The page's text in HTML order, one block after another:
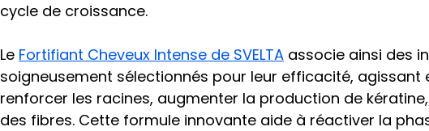
cycle de croissance.
Le Fortifiant Cheveux Intense de SVELTA associe ainsi des
soigneusement sélectionnés pour leur efficacité, agissant
renforcer les racines, augmenter la production de
des fibres. Cette formule innovante aide à réactiver la